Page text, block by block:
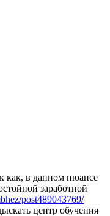
как, в данном нюансе
заработной
post489043769/
центр обучения